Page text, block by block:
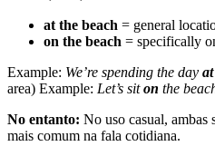
at the beach = general
on the beach = specifically
Example: We’re spending the day at
area) Example: Let’s siton the
No entanto: No uso casual, ambas
mais comum na fala cotidiana.